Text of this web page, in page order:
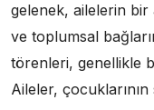
gelenek, ailelerin bir
ve toplumsal
törenleri, genellikle
Aileler,